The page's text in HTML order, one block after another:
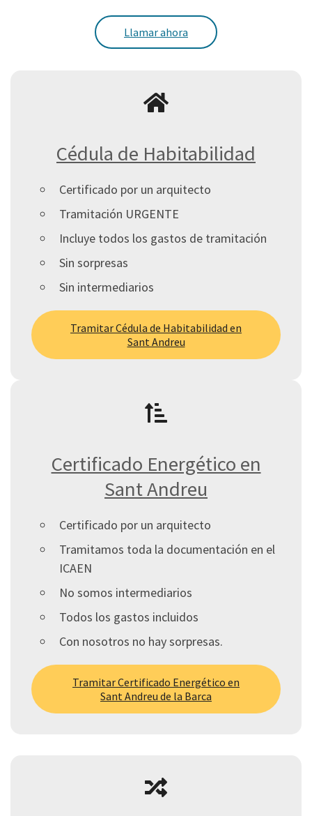
Llamar ahora
Cédula de Habitabilidad
Certificado por un arquitecto
Tramitación URGENTE
Incluye todos los gastos de tramitación
Sin sorpresas
Sin intermediarios
Tramitar Cédula de Habitabilidad en
Sant Andreu
Certificado Energético en
Sant Andreu
Certificado por un arquitecto
Tramitamos toda la documentación en el
ICAEN
No somos intermediarios
Todos los gastos incluidos
Con nosotros no hay sorpresas.
Tramitar Certificado Energético en
Sant Andreu de la Barca